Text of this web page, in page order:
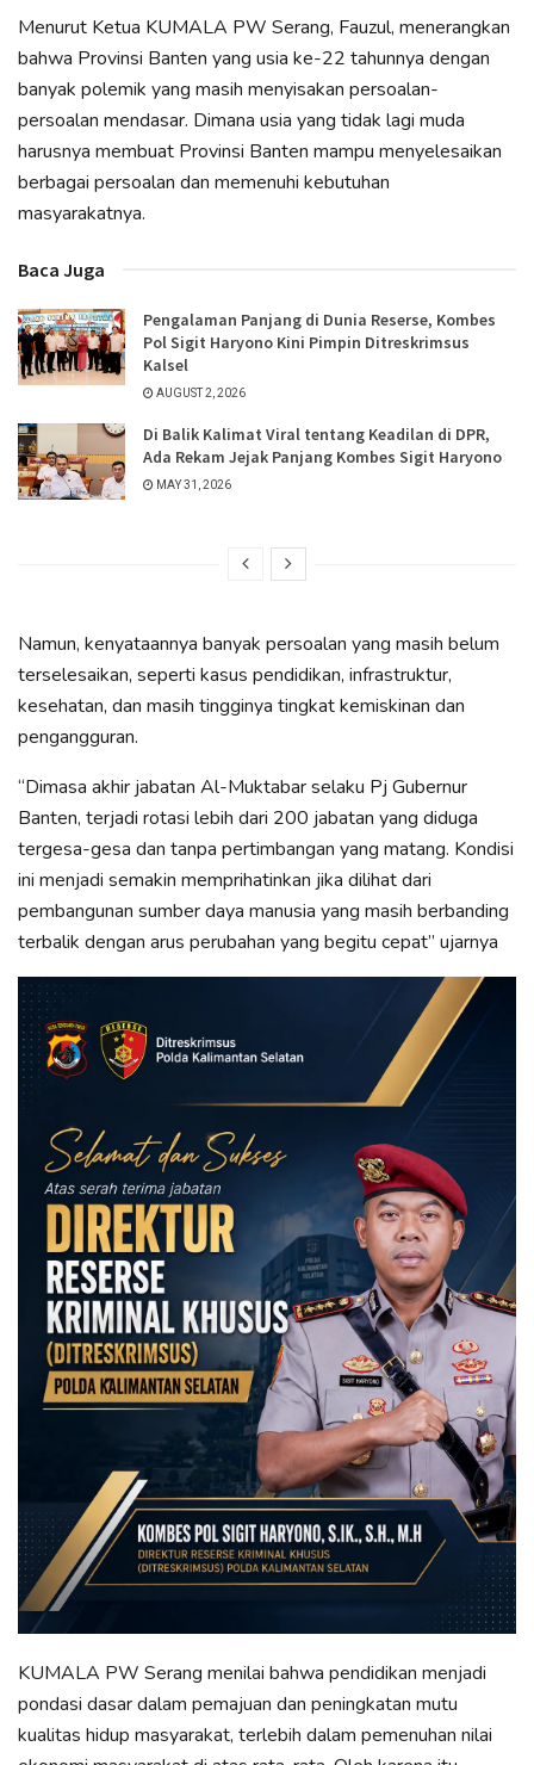
Menurut Ketua KUMALA PW Serang, Fauzul, menerangkan
bahwa Provinsi Banten yang usia ke-22 tahunnya dengan
banyak polemik yang masih menyisakan persoalan-
persoalan mendasar. Dimana usia yang tidak lagi muda
harusnya membuat Provinsi Banten mampu menyelesaikan
berbagai persoalan dan memenuhi kebutuhan
masyarakatnya.
Baca Juga
Pengalaman Panjang di Dunia Reserse, Kombes
Pol Sigit Haryono Kini Pimpin Ditreskrimsus
Kalsel
AUGUST 2, 2026
Di Balik Kalimat Viral tentang Keadilan di DPR,
Ada Rekam Jejak Panjang Kombes Sigit Haryono
MAY 31, 2026
Namun, kenyataannya banyak persoalan yang masih belum
terselesaikan, seperti kasus pendidikan, infrastruktur,
kesehatan, dan masih tingginya tingkat kemiskinan dan
pengangguran.
“Dimasa akhir jabatan Al-Muktabar selaku Pj Gubernur
Banten, terjadi rotasi lebih dari 200 jabatan yang diduga
tergesa-gesa dan tanpa pertimbangan yang matang. Kondisi
ini menjadi semakin memprihatinkan jika dilihat dari
pembangunan sumber daya manusia yang masih berbanding
terbalik dengan arus perubahan yang begitu cepat” ujarnya
KUMALA PW Serang menilai bahwa pendidikan menjadi
pondasi dasar dalam pemajuan dan peningkatan mutu
kualitas hidup masyarakat, terlebih dalam pemenuhan nilai